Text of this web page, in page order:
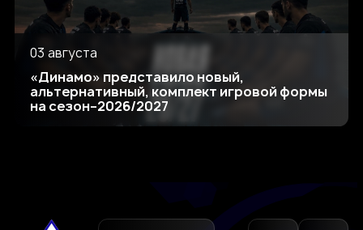
03 августа
«Динамо» представило новый,
альтернативный, комплект игровой формы
на сезон–2026/2027